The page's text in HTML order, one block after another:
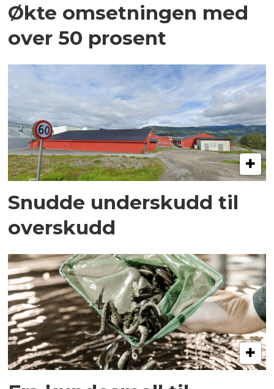
Økte omsetningen med
over 50 prosent
Snudde underskudd til
overskudd